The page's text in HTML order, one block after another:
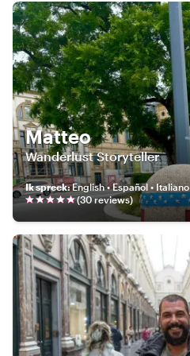
Matteo
Wanderlust Storyteller
Ik spreek:English • Español • Italiano
(30reviews)